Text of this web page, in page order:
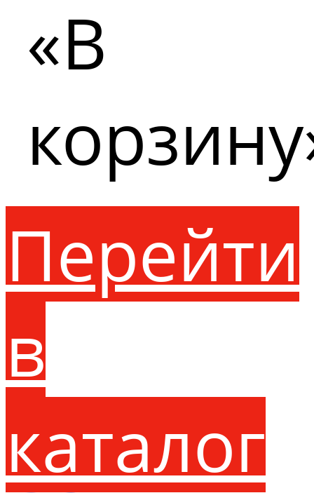
«В
Перейти
в
каталог